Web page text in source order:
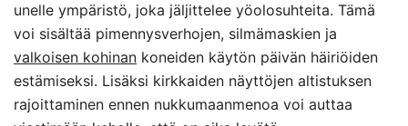
unelle ympäristö, joka jäljittelee yöolosuhteita. Tämä
voi sisältää pimennysverhojen, silmämaskien ja
valkoisen kohinan koneiden käytön päivän häiriöiden
estämiseksi. Lisäksi kirkkaiden näyttöjen altistuksen
rajoittaminen ennen nukkumaanmenoa voi auttaa